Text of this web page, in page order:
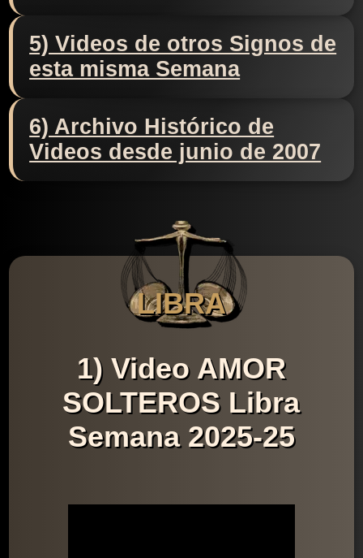
5) Videos de otros Signos de
esta misma Semana
6) Archivo Histórico de
Videos desde junio de 2007
LIBRA
1) Video AMOR
SOLTEROS Libra
Semana 2025-25